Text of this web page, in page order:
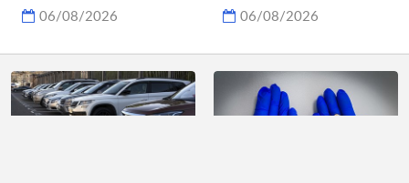
06/08/2026 06/08/2026